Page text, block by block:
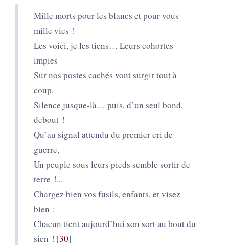
Mille morts pour les blancs et pour vous
mille vies !
Les voici, je les tiens… Leurs cohortes
impies
Sur nos postes cachés vont surgir tout à
coup.
Silence jusque-là… puis, d’un seul bond,
debout !
Qu’au signal attendu du premier cri de
guerre,
Un peuple sous leurs pieds semble sortir de
terre !...
Chargez bien vos fusils, enfants, et visez
bien :
Chacun tient aujourd’hui son sort au bout du
sien ! 30